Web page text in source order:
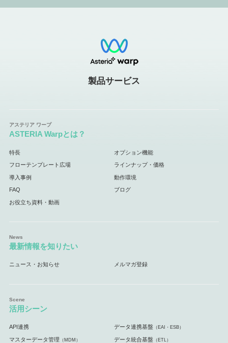
製品サービス
ASTERIA Warpとは？
特長 オプション機能
フローテンプレート広場 ラインナップ・価格
導入事例 動作環境
FAQ ブログ
お役立ち資料・動画
最新情報を知りたい
ニュース・お知らせ メルマガ登録
活用シーン
API連携 データ連携基盤 （EAI・ESB）
マスターデータ管理 （MDM） データ統合基盤 （ETL）